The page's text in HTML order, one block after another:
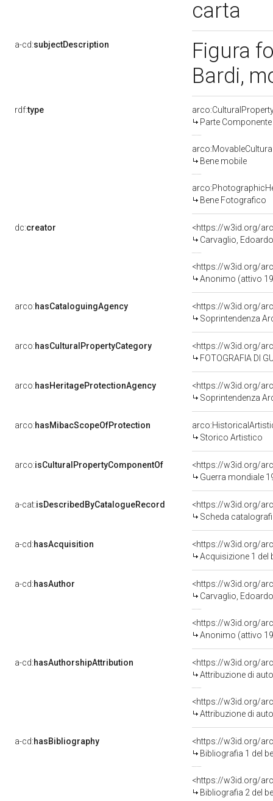
carta
a-cd:subjectDescription
Figura
Bardi,
rdf:type
Parte
Bene mobile
Bene Fotografico
dc:creator
<https://w3id.org/
Carvaglio,
<https://w3id.org/
Anonimo (attivo
arco:hasCataloguingAgency
<https://w3id.org/
Soprintendenza
arco:hasCulturalPropertyCategory
<https://w3id.org/
FOTOGRAFIA DI
arco:hasHeritageProtectionAgency
<https://w3id.org/
Soprintendenza
arco:hasMibacScopeOfProtection
Storico Artistico
arco:isCulturalPropertyComponentOf
<https://w3id.org/
Guerra mondiale 1914-18 Grande
a-cat:isDescribedByCatalogueRecord
<https://w3id.org/
Scheda
a-cd:hasAcquisition
<https://w3id.org/
Acquisizione 1 del
a-cd:hasAuthor
<https://w3id.org/
Carvaglio,
<https://w3id.org/
Anonimo (attivo
a-cd:hasAuthorshipAttribution
<https://w3id.org/
Attribuzione di
<https://w3id.org/
Attribuzione di
a-cd:hasBibliography
<https://w3id.org/
Bibliografia 1 del
<https://w3id.org/
Bibliografia 2 del